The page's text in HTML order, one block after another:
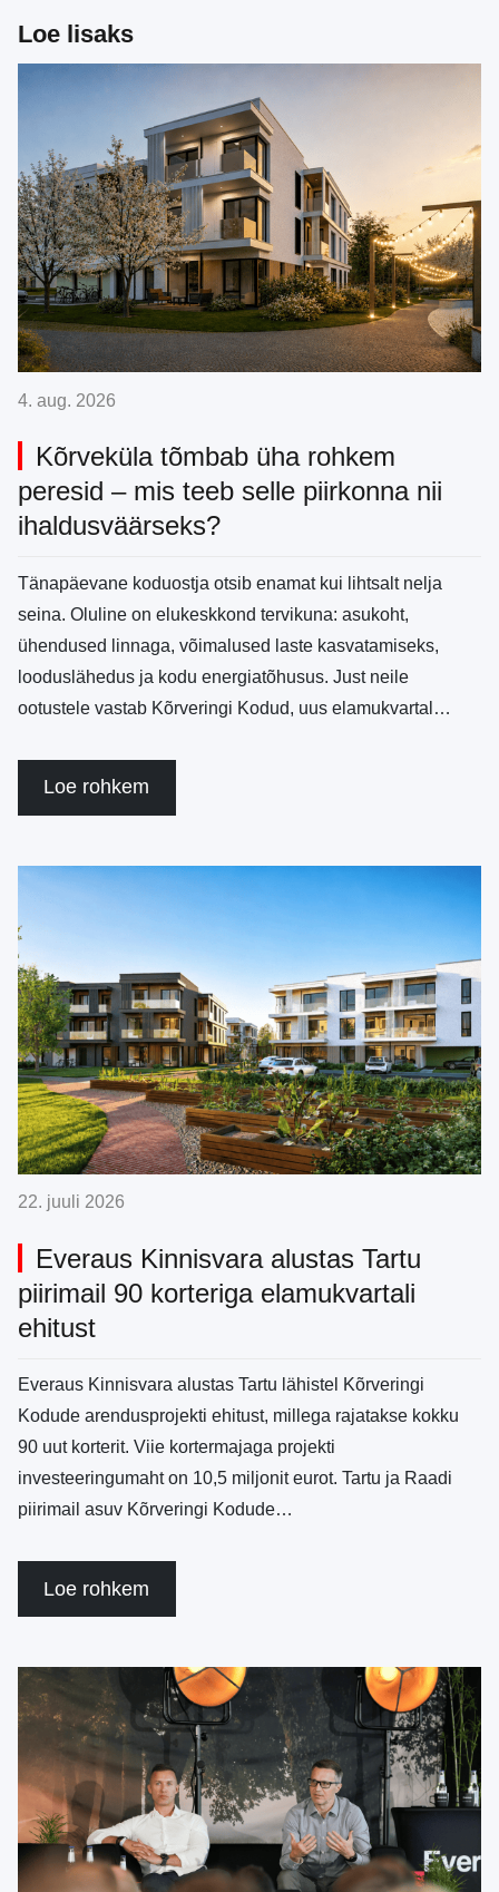
Loe lisaks
4. aug. 2026
Kõrveküla tõmbab üha rohkem
peresid – mis teeb selle piirkonna nii
ihaldusväärseks?
Tänapäevane koduostja otsib enamat kui lihtsalt nelja
seina. Oluline on elukeskkond tervikuna: asukoht,
ühendused linnaga, võimalused laste kasvatamiseks,
looduslähedus ja kodu energiatõhusus. Just neile
ootustele vastab Kõrveringi Kodud, uus elamukvartal…
Loe rohkem
22. juuli 2026
Everaus Kinnisvara alustas Tartu
piirimail 90 korteriga elamukvartali
ehitust
Everaus Kinnisvara alustas Tartu lähistel Kõrveringi
Kodude arendusprojekti ehitust, millega rajatakse kokku
90 uut korterit. Viie kortermajaga projekti
investeeringumaht on 10,5 miljonit eurot. Tartu ja Raadi
piirimail asuv Kõrveringi Kodude…
Loe rohkem